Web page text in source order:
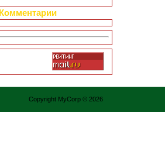
Комментарии
Copyright MyCorp © 2026